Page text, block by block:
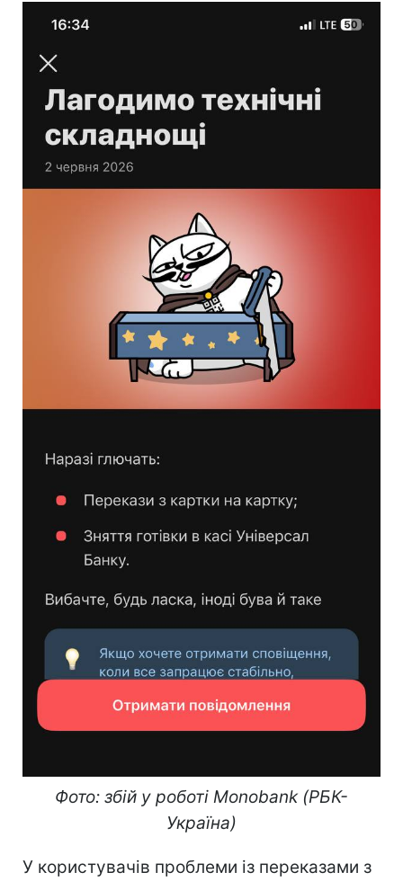
Фото: збій у роботі Monobank (РБК-
Україна)
У користувачів проблеми із переказами з